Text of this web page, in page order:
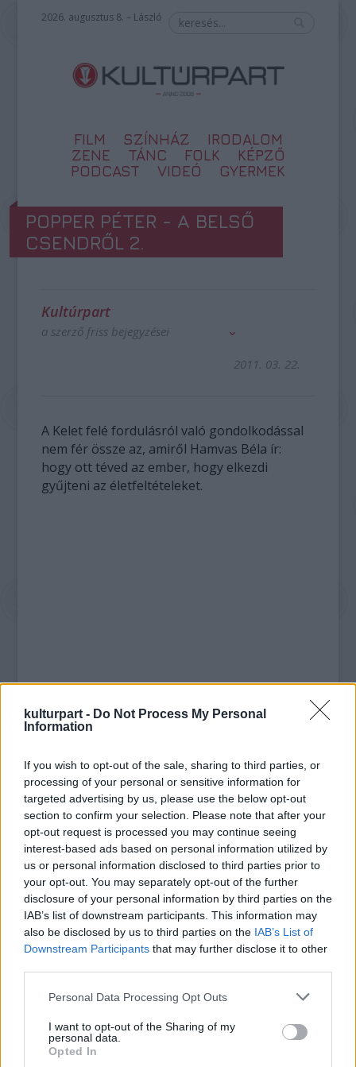
kulturpart - Do Not Process My Personal
Information
If you wish to opt-out of the sale, sharing to third parties, or
processing of your personal or sensitive information for
targeted advertising by us, please use the below opt-out
section to confirm your selection. Please note that after your
opt-out request is processed you may continue seeing
interest-based ads based on personal information utilized by
us or personal information disclosed to third parties prior to
your opt-out. You may separately opt-out of the further
disclosure of your personal information by third parties on the
IAB’s list of downstream participants. This information may
also be disclosed by us to third parties on the IAB’s List of
Downstream Participants that may further disclose it to other
Please note that this website/app uses one or more Google
not limited to your visit or usage behaviour. You may click to
grant or deny consent to Google and its third-party tags to
use your data for below specified purposes in below Google
Personal Data Processing Opt Outs
I want to opt-out of the Sharing of my
personal data.
Opted In
2026. augusztus 8. – László
FILM SZÍNHÁZ
IRODALOM
ZENE
TÁNC FOLK
KÉPZŐ
PODCAST
VIDEÓ GYERMEK
POPPER PÉTER - A BELSŐ
CSENDRŐL 2.
Kultúrpart
a szerző friss bejegyzései
2011. 03. 22.
A Kelet felé fordulásról való gondolkodással
nem fér össze az, amiről Hamvas Béla ír:
hogy ott téved az ember, hogy elkezdi
gyűjteni az életfeltételeket.
Forrás: teol.hu
Erdély